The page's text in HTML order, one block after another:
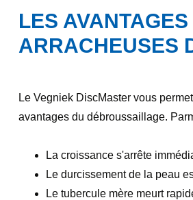
LES
ARRACHEUSES
Le Vegniek DiscMaster vous
avantages du débroussaillage.
La croissance s'arrête
Le durcissement de la peau
Le tubercule mère meurt